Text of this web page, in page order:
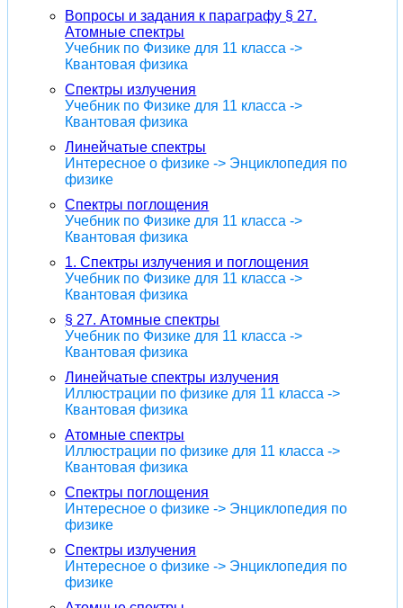
Вопросы и задания к параграфу § 27.
Атомные спектры
Учебник по Физике для 11 класса ->
Квантовая физика
Спектры излучения
Учебник по Физике для 11 класса ->
Квантовая физика
Линейчатые спектры
Интересное о физике -> Энциклопедия по
физике
Спектры поглощения
Учебник по Физике для 11 класса ->
Квантовая физика
1. Спектры излучения и поглощения
Учебник по Физике для 11 класса ->
Квантовая физика
§ 27. Атомные спектры
Учебник по Физике для 11 класса ->
Квантовая физика
Линейчатые спектры излучения
Иллюстрации по физике для 11 класса ->
Квантовая физика
Атомные спектры
Иллюстрации по физике для 11 класса ->
Квантовая физика
Спектры поглощения
Интересное о физике -> Энциклопедия по
физике
Спектры излучения
Интересное о физике -> Энциклопедия по
физике